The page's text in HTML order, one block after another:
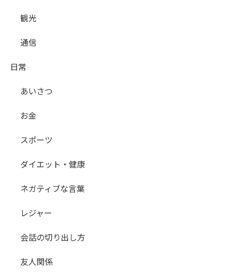
観光
通信
日常
あいさつ
お金
スポーツ
ダイエット・健康
ネガティブな言葉
レジャー
会話の切り出し方
友人関係